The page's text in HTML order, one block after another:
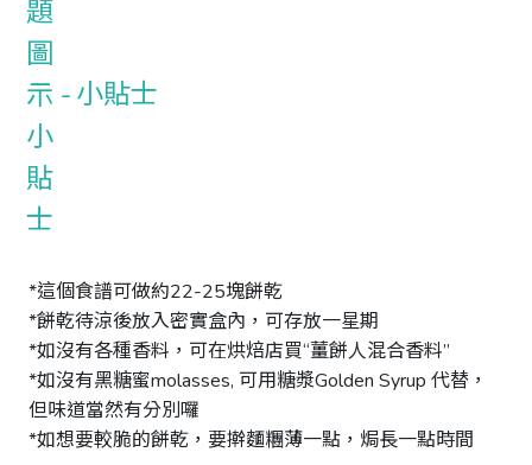
小貼士
*這個食譜可做約22-25塊餅乾
*餅乾待涼後放入密實盒內，可存放一星期
*如沒有各種香料，可在烘焙店買“薑餅人混合香料”
*如沒有黑糖蜜molasses, 可用糖漿Golden Syrup 代替，
但味道當然有分別囉
*如想要較脆的餅乾，要擀麵糰薄一點，焗長一點時間